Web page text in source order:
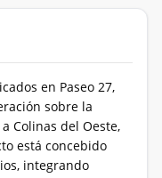
en Paseo 27,
sobre la
Colinas del Oeste,
está concebido
integrando